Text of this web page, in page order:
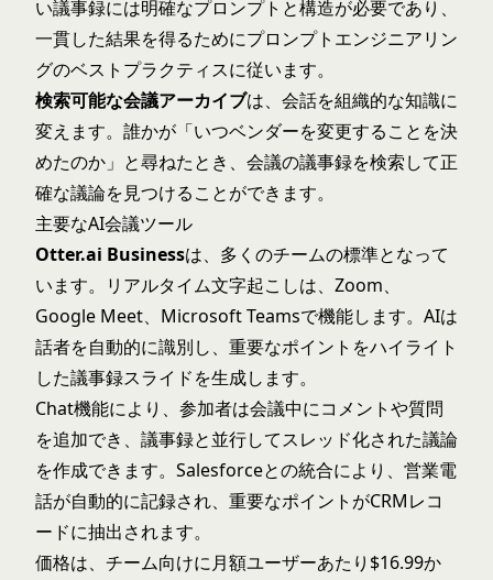
い議事録には明確なプロンプトと構造が必要であり、
一貫した結果を得るためにプロンプトエンジニアリン
グのベストプラクティスに従います。
検索可能な会議アーカイブは、会話を組織的な知識に
変えます。誰かが「いつベンダーを変更することを決
めたのか」と尋ねたとき、会議の議事録を検索して正
確な議論を見つけることができます。
主要なAI会議ツール
Otter.ai Businessは、多くのチームの標準となって
います。リアルタイム文字起こしは、Zoom、
Google Meet、Microsoft Teamsで機能します。AIは
話者を自動的に識別し、重要なポイントをハイライト
した議事録スライドを生成します。
Chat機能により、参加者は会議中にコメントや質問
を追加でき、議事録と並行してスレッド化された議論
を作成できます。Salesforceとの統合により、営業電
話が自動的に記録され、重要なポイントがCRMレコ
ードに抽出されます。
価格は、チーム向けに月額ユーザーあたり$16.99か